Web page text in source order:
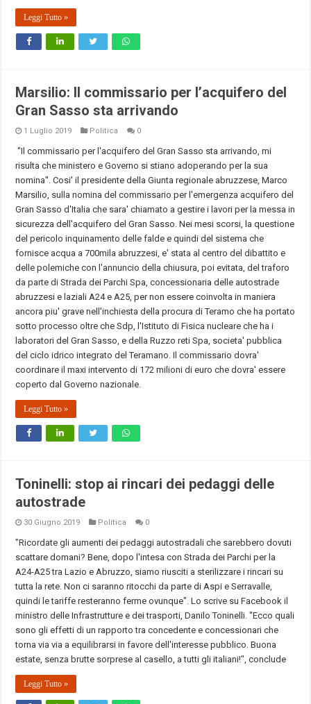
Leggi Tutto »
Marsilio: Il commissario per l’acquifero del
Gran Sasso sta arrivando
1 Luglio 2019 Politica 0
"Il commissario per l'acquifero del Gran Sasso sta arrivando, mi
risulta che ministero e Governo si stiano adoperando per la sua
nomina". Cosi' il presidente della Giunta regionale abruzzese, Marco
Marsilio, sulla nomina del commissario per l'emergenza acquifero del
Gran Sasso d'Italia che sara' chiamato a gestire i lavori per la messa in
sicurezza dell'acquifero del Gran Sasso. Nei mesi scorsi, la questione
del pericolo inquinamento delle falde e quindi del sistema che
fornisce acqua a 700mila abruzzesi, e' stata al centro del dibattito e
delle polemiche con l'annuncio della chiusura, poi evitata, del traforo
da parte di Strada dei Parchi Spa, concessionaria delle autostrade
abruzzesi e laziali A24 e A25, per non essere coinvolta in maniera
ancora piu' grave nell'inchiesta della procura di Teramo che ha portato
sotto processo oltre che Sdp, l'Istituto di Fisica nucleare che ha i
laboratori del Gran Sasso, e della Ruzzo reti Spa, societa' pubblica
del ciclo idrico integrato del Teramano. Il commissario dovra'
coordinare il maxi intervento di 172 milioni di euro che dovra' essere
coperto dal Governo nazionale.
Leggi Tutto »
Toninelli: stop ai rincari dei pedaggi delle
autostrade
30 Giugno 2019 Politica 0
"Ricordate gli aumenti dei pedaggi autostradali che sarebbero dovuti
scattare domani? Bene, dopo l'intesa con Strada dei Parchi per la
A24-A25 tra Lazio e Abruzzo, siamo riusciti a sterilizzare i rincari su
tutta la rete. Non ci saranno ritocchi da parte di Aspi e Serravalle,
quindi le tariffe resteranno ferme ovunque". Lo scrive su Facebook il
ministro delle Infrastrutture e dei trasporti, Danilo Toninelli. "Ecco quali
sono gli effetti di un rapporto tra concedente e concessionari che
torna via via a equilibrarsi in favore dell'interesse pubblico. Buona
estate, senza brutte sorprese al casello, a tutti gli italiani!", conclude
Leggi Tutto »